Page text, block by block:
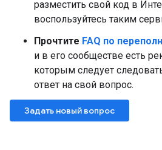
разместить свой код в
воспользуйтесь таким
Прочтите FAQ по
и в его сообществе есть
которым следует
ответ на свой вопрос.
Задать новый вопрос